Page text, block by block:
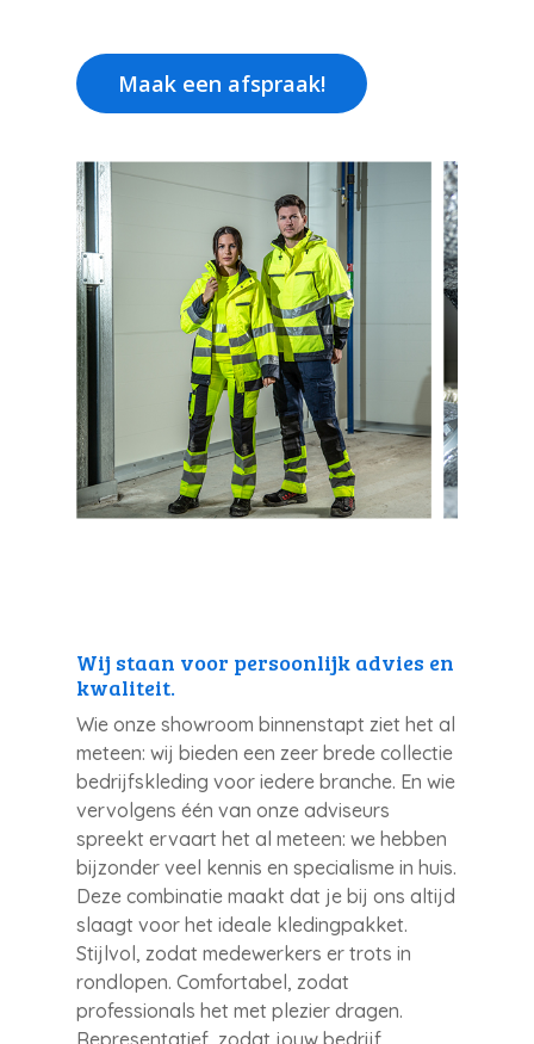
Maak een afspraak!
Wij staan voor persoonlijk advies en
kwaliteit.
Wie onze showroom binnenstapt ziet het al
meteen: wij bieden een zeer brede collectie
bedrijfskleding voor iedere branche. En wie
vervolgens één van onze adviseurs
spreekt ervaart het al meteen: we hebben
bijzonder veel kennis en specialisme in huis.
Deze combinatie maakt dat je bij ons altijd
slaagt voor het ideale kledingpakket.
Stijlvol, zodat medewerkers er trots in
rondlopen. Comfortabel, zodat
professionals het met plezier dragen.